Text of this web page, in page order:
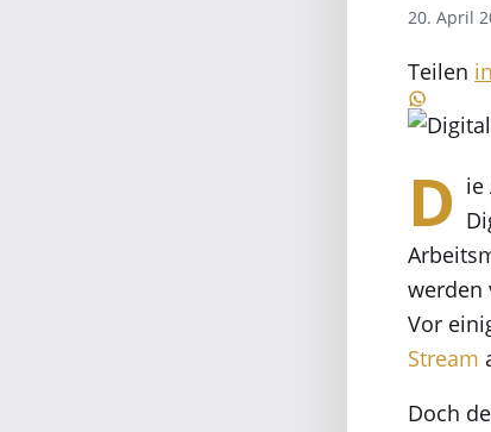
20. April
Teilen in
D ie
werden
Vor
Stream
Doch